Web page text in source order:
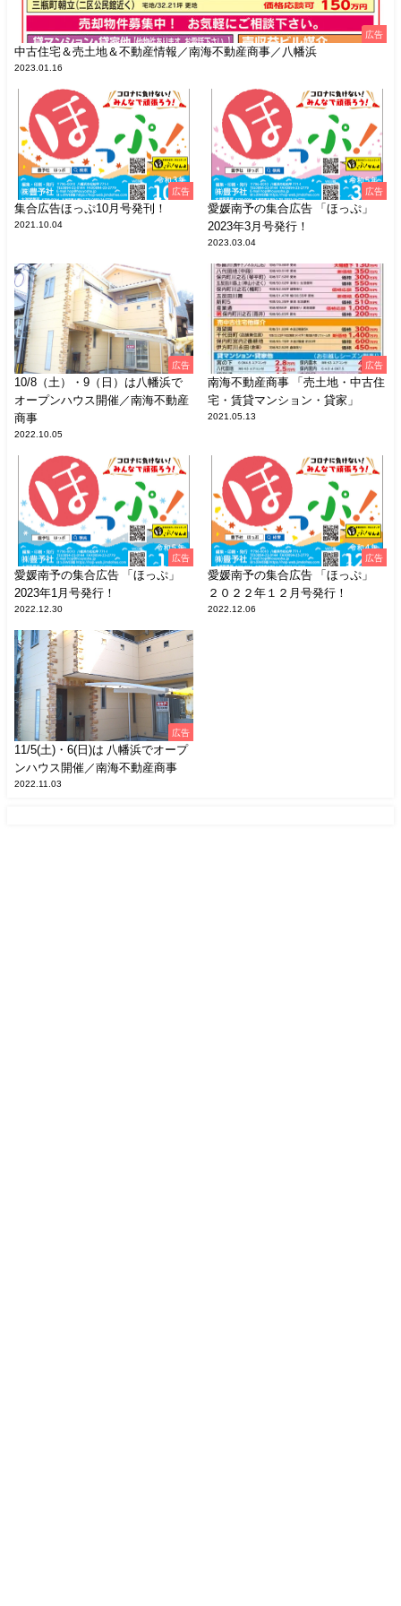
広告
中古住宅＆売土地＆不動産情報／南海不動産商事／八幡浜
2023.01.16
広告
集合広告ほっぷ10月号発刊！
2021.10.04
広告
愛媛南予の集合広告 「ほっぷ」
2023年3月号発行！
2023.03.04
広告
10/8（土）・9（日）は八幡浜で
オープンハウス開催／南海不動産
商事
2022.10.05
広告
南海不動産商事 「売土地・中古住
宅・賃貸マンション・貸家」
2021.05.13
広告
愛媛南予の集合広告 「ほっぷ」
2023年1月号発行！
2022.12.30
広告
愛媛南予の集合広告 「ほっぷ」
２０２２年１２月号発行！
2022.12.06
広告
11/5(土)・6(日)は 八幡浜でオープ
ンハウス開催／南海不動産商事
2022.11.03